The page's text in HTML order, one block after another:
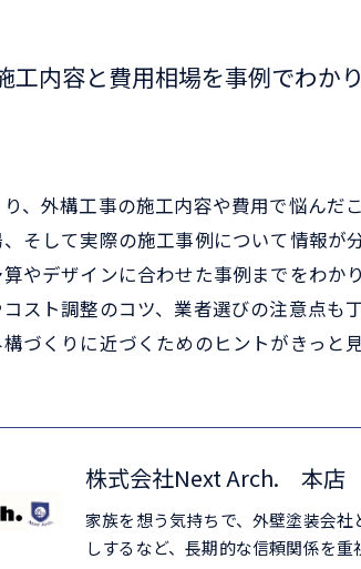
工内容と費用相場を事例でわか
、外構工事の施工内容や費用で悩ん
そして実際の施工事例について情報
やデザインに合わせた事例までをわか
スト調整のコツ、業者選びの注意点
づくりに近づくためのヒントがきっと見
株式会社Next Arch. 本店
家族を想う気持ちで、外壁塗装会
しするなど、長期的な信頼関係を重